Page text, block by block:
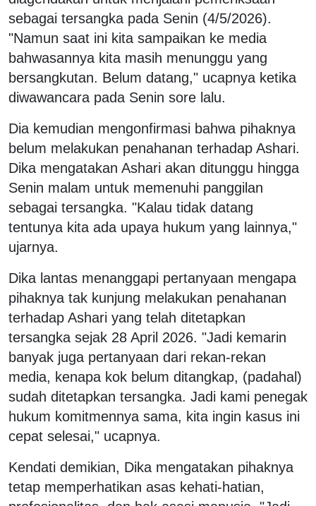
sebagai tersangka pada Senin (4/5/2026).
"Namun saat ini kita sampaikan ke media
bahwasannya kita masih menunggu yang
bersangkutan. Belum datang," ucapnya ketika
diwawancara pada Senin sore lalu.
Dia kemudian mengonfirmasi bahwa pihaknya
belum melakukan penahanan terhadap Ashari.
Dika mengatakan Ashari akan ditunggu hingga
Senin malam untuk memenuhi panggilan
sebagai tersangka. "Kalau tidak datang
tentunya kita ada upaya hukum yang lainnya,"
ujarnya.
Dika lantas menanggapi pertanyaan mengapa
pihaknya tak kunjung melakukan penahanan
terhadap Ashari yang telah ditetapkan
tersangka sejak 28 April 2026. "Jadi kemarin
banyak juga pertanyaan dari rekan-rekan
media, kenapa kok belum ditangkap, (padahal)
sudah ditetapkan tersangka. Jadi kami penegak
hukum komitmennya sama, kita ingin kasus ini
cepat selesai," ucapnya.
Kendati demikian, Dika mengatakan pihaknya
tetap memperhatikan asas kehati-hatian,